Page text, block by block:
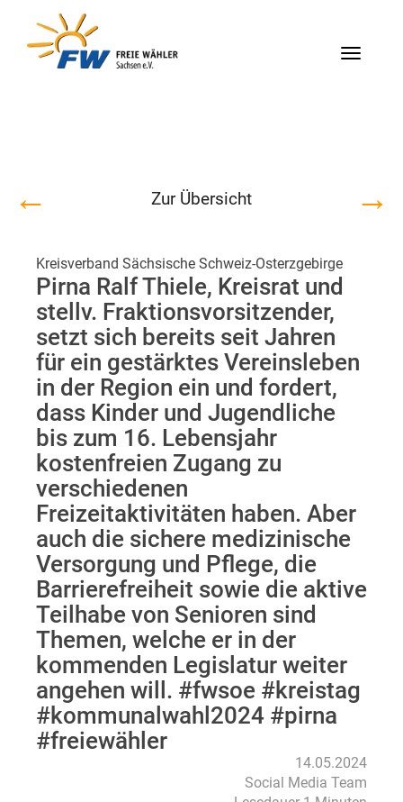
Menü
← Zur Übersicht →
Kreisverband Sächsische Schweiz-Osterzgebirge
Pirna Ralf Thiele, Kreisrat und
stellv. Fraktionsvorsitzender,
setzt sich bereits seit Jahren
für ein gestärktes Vereinsleben
in der Region ein und fordert,
dass Kinder und Jugendliche
bis zum 16. Lebensjahr
kostenfreien Zugang zu
verschiedenen
Freizeitaktivitäten haben. Aber
auch die sichere medizinische
Versorgung und Pflege, die
Barrierefreiheit sowie die aktive
Teilhabe von Senioren sind
Themen, welche er in der
kommenden Legislatur weiter
angehen will. #fwsoe #kreistag
#kommunalwahl2024 #pirna
#freiewähler
14.05.2024
Social Media Team